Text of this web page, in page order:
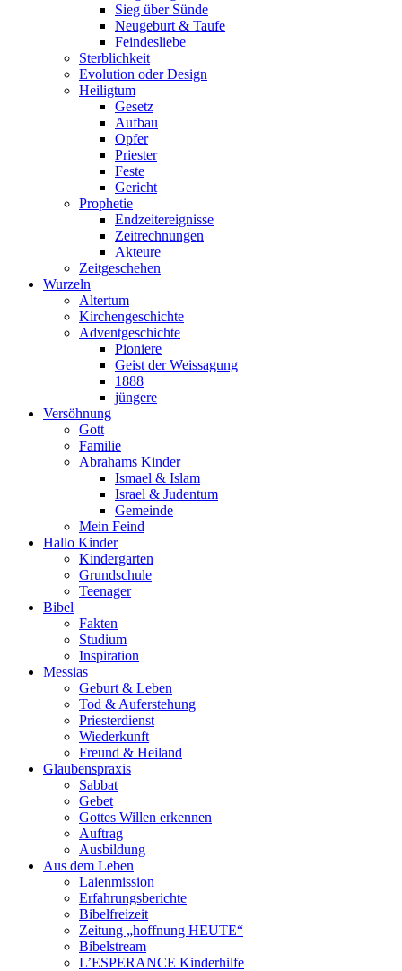
Sieg über Sünde
Neugeburt & Taufe
Feindesliebe
Sterblichkeit
Evolution oder Design
Heiligtum
Gesetz
Aufbau
Opfer
Priester
Feste
Gericht
Prophetie
Endzeitereignisse
Zeitrechnungen
Akteure
Zeitgeschehen
Wurzeln
Altertum
Kirchengeschichte
Adventgeschichte
Pioniere
Geist der Weissagung
1888
jüngere
Versöhnung
Gott
Familie
Abrahams Kinder
Ismael & Islam
Israel & Judentum
Gemeinde
Mein Feind
Hallo Kinder
Kindergarten
Grundschule
Teenager
Bibel
Fakten
Studium
Inspiration
Messias
Geburt & Leben
Tod & Auferstehung
Priesterdienst
Wiederkunft
Freund & Heiland
Glaubenspraxis
Sabbat
Gebet
Gottes Willen erkennen
Auftrag
Ausbildung
Aus dem Leben
Laienmission
Erfahrungsberichte
Bibelfreizeit
Zeitung „hoffnung HEUTE“
Bibelstream
L’ESPERANCE Kinderhilfe